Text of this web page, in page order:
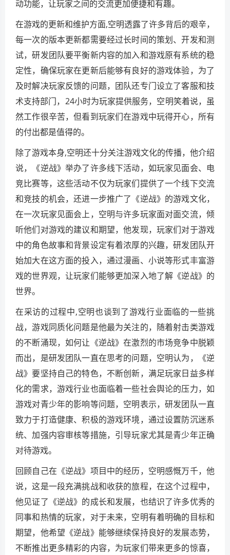
动功能，让玩家之间的交流更加便捷和有趣。
在游戏的更新和维护方面,空明透露了许多背后的艰辛，
每一次的版本更新都需要经过长时间的策划、开发和测
试，研发团队要平衡新内容的加入和游戏原有系统的稳
定性，确保玩家在更新后能够有良好的游戏体验，为了
及时解决玩家反馈的问题，团队还专门设立了客服和技
术支持部门，24小时为玩家提供服务，空明笑着说，虽
然工作很辛苦，但看到玩家们在游戏中玩得开心，所有
的付出都是值得的。
除了游戏本身,空明还十分关注游戏文化的传播，他介绍
说，《逆战》举办了许多线下活动，如玩家见面会、电
竞比赛等，这些活动不仅为玩家们提供了一个线下交流
和竞技的机会，还进一步推广了《逆战》的游戏文化，
在一次玩家见面会上，空明与许多玩家面对面交流，倾
听他们对游戏的建议和期望，他发现，玩家们对于游戏
中的角色故事和背景设定有着浓厚的兴趣，研发团队开
始加大在这方面的投入，通过漫画、小说等形式丰富游
戏的世界观，让玩家们能够更加深入地了解《逆战》的
世界。
在采访的过程中,空明也谈到了游戏行业面临的一些挑
战，游戏同质化问题是他最为关注的，随着射击类游戏
的不断涌现，如何让《逆战》在激烈的市场竞争中脱颖
而出，是研发团队一直在思考的问题，空明认为，《逆
战》要坚持自己的特色，不断创新，满足玩家日益多样
化的需求，游戏行业也面临着一些社会舆论的压力，如
游戏对青少年的影响等问题，空明表示，研发团队一直
致力于打造健康、积极的游戏环境，通过设置防沉迷系
统、加强内容审核等措施，引导玩家尤其是青少年正确
对待游戏。
回顾自己在《逆战》项目中的经历，空明感慨万千，他
说，这是一段充满挑战和收获的旅程，在这个过程中，
他见证了《逆战》的成长和发展，也结识了许多优秀的
同事和热情的玩家，对于未来，空明有着明确的目标和
期望，他希望《逆战》能够继续保持良好的发展态势，
不断推出更多精彩的内容，为玩家们带来更多的惊喜，